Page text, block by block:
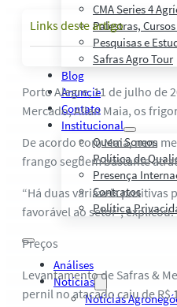
CMA Series 4
Palestras,
Pesquisas e
Safras Agro Tour
Blog
Anuncie
Contato
Institucional
Quem Somos
Política de
Presença
Contratos
Política
Análises
Notícias
Notícias
Links deste artigo
Porto Alegre, 11 de julho de
Mercado, Allan Maia, os
De acordo com Maia, nem
frango seguem bastante
“Há duas variáveis
favorável ao setor”, explicou.
Preços
Levantamento de Safras &
pernil no atacado caiu de R$